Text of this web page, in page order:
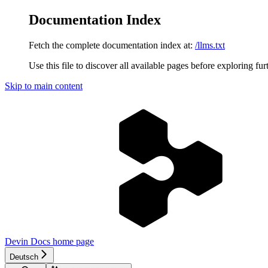
Documentation Index
Fetch the complete documentation index at: /llms.txt
Use this file to discover all available pages before exploring
Skip to main content
Devin Docs home page
Deutsch